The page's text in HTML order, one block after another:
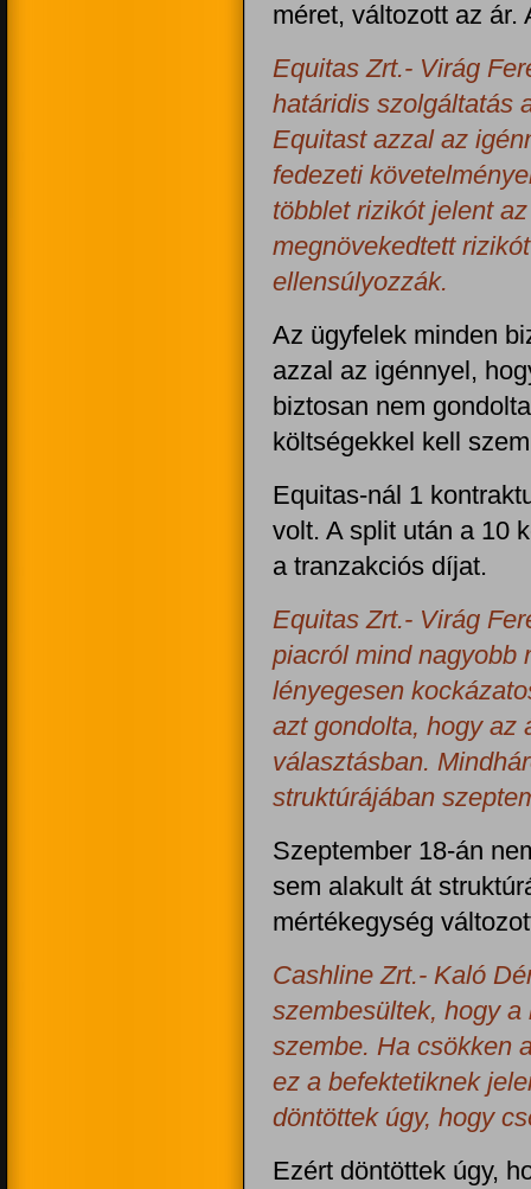
méret, változott az ár.
Equitas Zrt.- Virág
határidis szolgáltatás
Equitast azzal az
fedezeti
többlet rizikót jelent
megnövekedtett
ellensúlyozzák.
Az ügyfelek minden
azzal az igénnyel,
biztosan nem
költségekkel kell
Equitas-nál 1
volt. A split után a 10
a tranzakciós díjat.
Equitas Zrt.- Virág
piacról mind nagyobb
lényegesen
azt gondolta, hogy az
választásban.
struktúrájában
Szeptember 18-án
sem alakult át
mértékegység
Cashline Zrt.- Kaló
szembesültek, hogy
szembe. Ha csökken
ez a befektetiknek
döntöttek úgy, hogy
Ezért döntöttek úgy,